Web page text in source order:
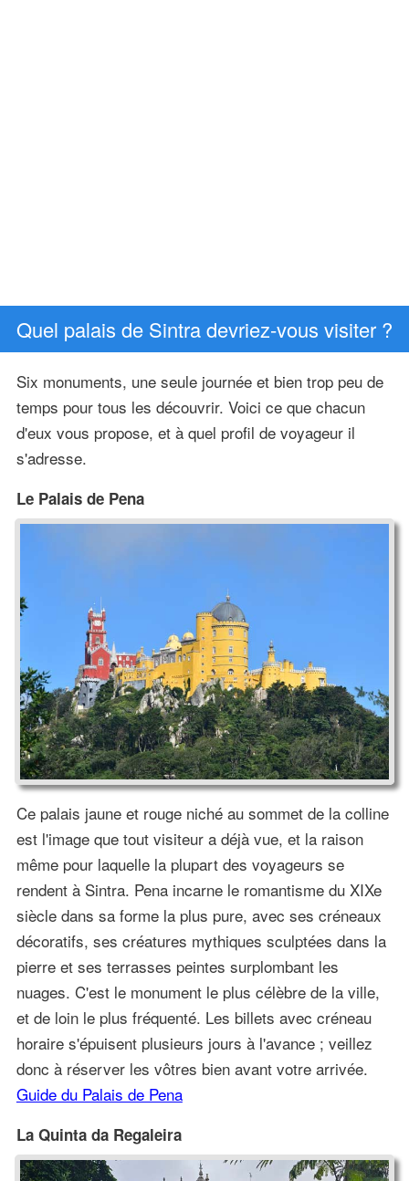
Quel palais de Sintra devriez-vous visiter ?
Six monuments, une seule journée et bien trop peu de
temps pour tous les découvrir. Voici ce que chacun
d'eux vous propose, et à quel profil de voyageur il
s'adresse.
Le Palais de Pena
Ce palais jaune et rouge niché au sommet de la colline
est l'image que tout visiteur a déjà vue, et la raison
même pour laquelle la plupart des voyageurs se
rendent à Sintra. Pena incarne le romantisme du XIXe
siècle dans sa forme la plus pure, avec ses créneaux
décoratifs, ses créatures mythiques sculptées dans la
pierre et ses terrasses peintes surplombant les
nuages. C'est le monument le plus célèbre de la ville,
et de loin le plus fréquenté. Les billets avec créneau
horaire s'épuisent plusieurs jours à l'avance ; veillez
donc à réserver les vôtres bien avant votre arrivée.
Guide du Palais de Pena
La Quinta da Regaleira